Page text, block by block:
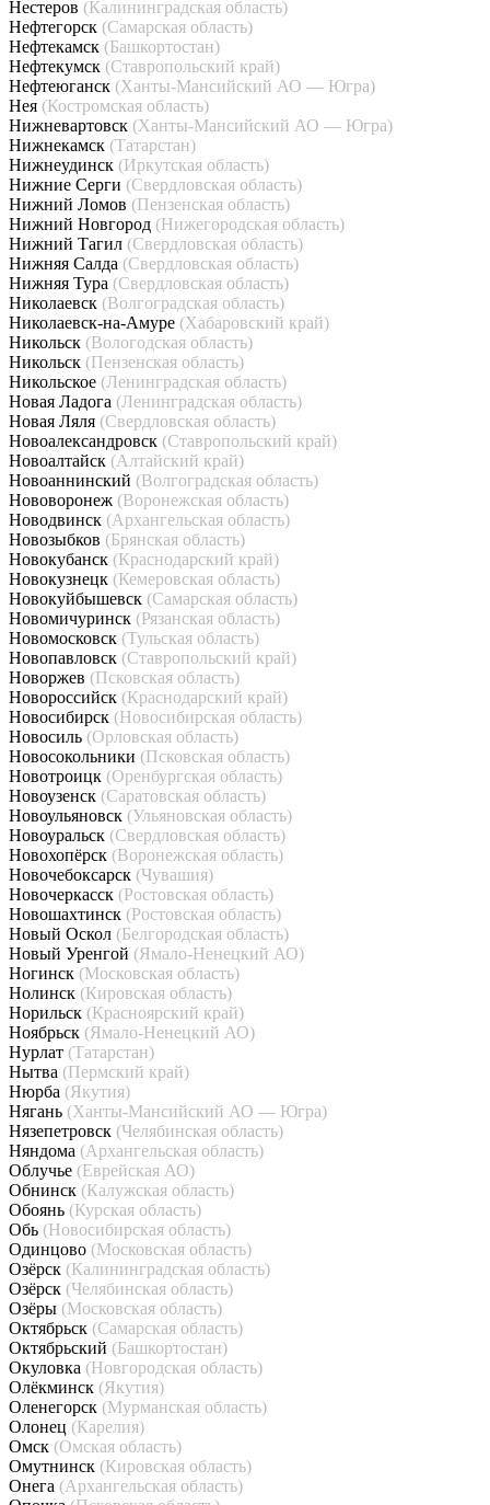
Нестеров (Калининградская область)
Нефтегорск (Самарская область)
Нефтекамск (Башкортостан)
Нефтекумск (Ставропольский край)
Нефтеюганск (Ханты-Мансийский АО — Югра)
Нея (Костромская область)
Нижневартовск (Ханты-Мансийский АО — Югра)
Нижнекамск (Татарстан)
Нижнеудинск (Иркутская область)
Нижние Серги (Свердловская область)
Нижний Ломов (Пензенская область)
Нижний Новгород (Нижегородская область)
Нижний Тагил (Свердловская область)
Нижняя Салда (Свердловская область)
Нижняя Тура (Свердловская область)
Николаевск (Волгоградская область)
Николаевск-на-Амуре (Хабаровский край)
Никольск (Вологодская область)
Никольск (Пензенская область)
Никольское (Ленинградская область)
Новая Ладога (Ленинградская область)
Новая Ляля (Свердловская область)
Новоалександровск (Ставропольский край)
Новоалтайск (Алтайский край)
Новоаннинский (Волгоградская область)
Нововоронеж (Воронежская область)
Новодвинск (Архангельская область)
Новозыбков (Брянская область)
Новокубанск (Краснодарский край)
Новокузнецк (Кемеровская область)
Новокуйбышевск (Самарская область)
Новомичуринск (Рязанская область)
Новомосковск (Тульская область)
Новопавловск (Ставропольский край)
Новоржев (Псковская область)
Новороссийск (Краснодарский край)
Новосибирск (Новосибирская область)
Новосиль (Орловская область)
Новосокольники (Псковская область)
Новотроицк (Оренбургская область)
Новоузенск (Саратовская область)
Новоульяновск (Ульяновская область)
Новоуральск (Свердловская область)
Новохопёрск (Воронежская область)
Новочебоксарск (Чувашия)
Новочеркасск (Ростовская область)
Новошахтинск (Ростовская область)
Новый Оскол (Белгородская область)
Новый Уренгой (Ямало-Ненецкий АО)
Ногинск (Московская область)
Нолинск (Кировская область)
Норильск (Красноярский край)
Ноябрьск (Ямало-Ненецкий АО)
Нурлат (Татарстан)
Нытва (Пермский край)
Нюрба (Якутия)
Нягань (Ханты-Мансийский АО — Югра)
Нязепетровск (Челябинская область)
Няндома (Архангельская область)
Облучье (Еврейская АО)
Обнинск (Калужская область)
Обоянь (Курская область)
Обь (Новосибирская область)
Одинцово (Московская область)
Озёрск (Калининградская область)
Озёрск (Челябинская область)
Озёры (Московская область)
Октябрьск (Самарская область)
Октябрьский (Башкортостан)
Окуловка (Новгородская область)
Олёкминск (Якутия)
Оленегорск (Мурманская область)
Олонец (Карелия)
Омск (Омская область)
Омутнинск (Кировская область)
Онега (Архангельская область)